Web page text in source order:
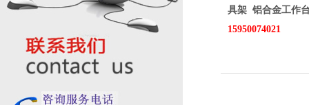
具架 铝合金工作
15950074021